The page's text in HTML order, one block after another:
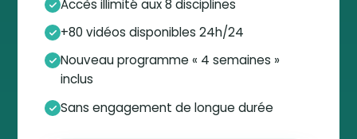
Accès illimité aux 8 disciplines
+80 vidéos disponibles 24h/24
Nouveau programme « 4 semaines »
inclus
Sans engagement de longue durée